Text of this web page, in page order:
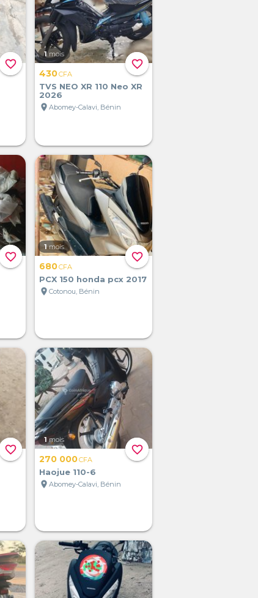
favorite_border favorite_border
1 mois
430CFA
TVS NEO XR 110 Neo XR
2026
location_onAbomey-Calavi, Bénin
favorite_border favorite_border
1 mois
680CFA
PCX 150 honda pcx 2017
location_onCotonou, Bénin
favorite_border favorite_border
1 mois
270 000CFA
Haojue 110-6
location_onAbomey-Calavi, Bénin